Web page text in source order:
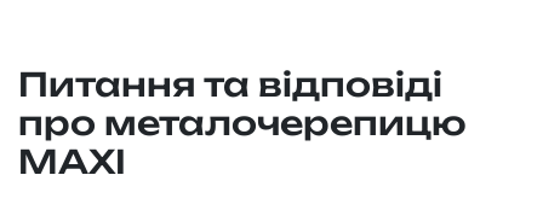
Питання та відповіді
про металочерепицю
MAXI